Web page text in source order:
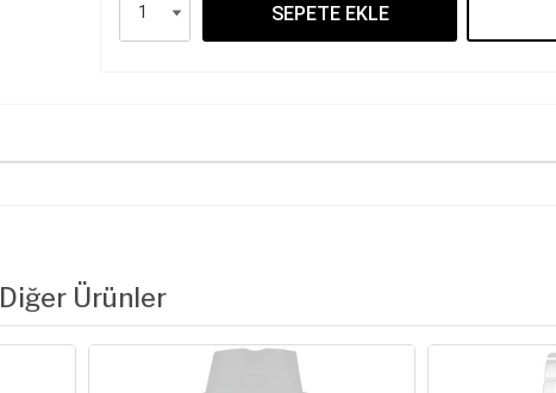
SEPETE EKLE
Diğer Ürünler